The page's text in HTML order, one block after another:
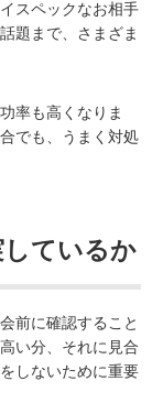
スペックなお相手
題まで、さまざま
率も高くなりま
でも、うまく対処
ているか
前に確認すること
い分、それに見合
しないために重要